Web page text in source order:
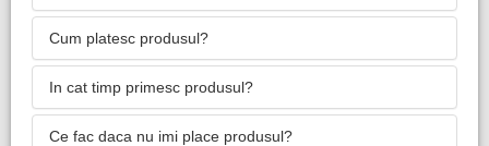
Cum platesc produsul?
In cat timp primesc produsul?
Ce fac daca nu imi place produsul?